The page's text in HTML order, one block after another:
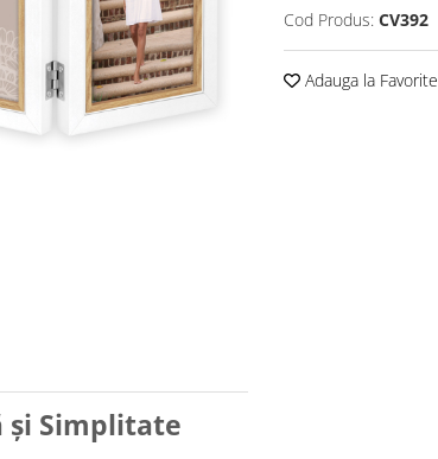
Cod Produs: CV392
Adauga la Favorite
și Simplitate